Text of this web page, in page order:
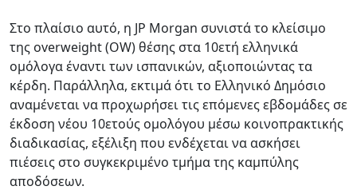
Στο πλαίσιο αυτό, η JP Morgan συνιστά το κλείσιμο
της overweight (OW) θέσης στα 10ετή ελληνικά
ομόλογα έναντι των ισπανικών, αξιοποιώντας τα
κέρδη. Παράλληλα, εκτιμά ότι το Ελληνικό Δημόσιο
αναμένεται να προχωρήσει τις επόμενες εβδομάδες σε
έκδοση νέου 10ετούς ομολόγου μέσω κοινοπρακτικής
διαδικασίας, εξέλιξη που ενδέχεται να ασκήσει
πιέσεις στο συγκεκριμένο τμήμα της καμπύλης
αποδόσεων.